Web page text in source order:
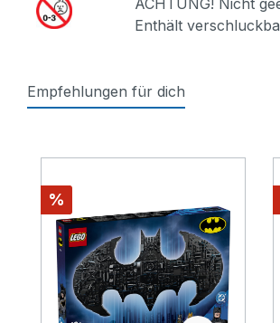
ACHTUNG! Nicht
Enthält
Empfehlungen für dich
Rabatt
%